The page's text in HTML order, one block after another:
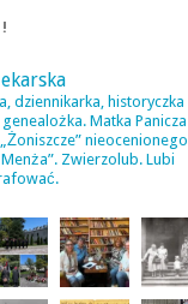
dziennikarka, historyczka
genealożka. Matka Panicza
nieocenionego
Menża”. Zwierzolub. Lubi